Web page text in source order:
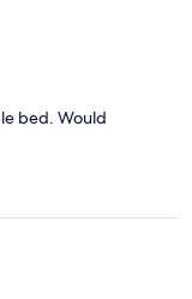
bed. Would